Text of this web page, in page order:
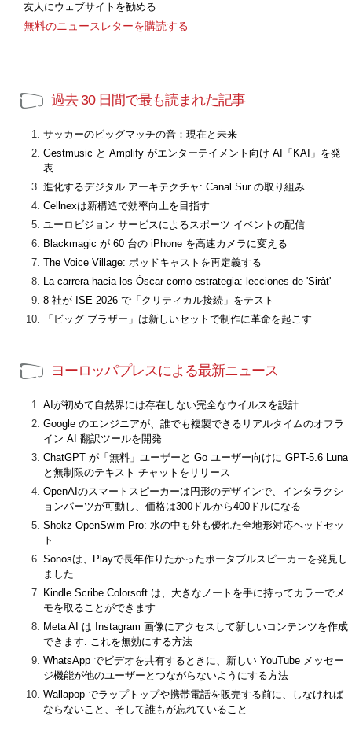
友人にウェブサイトを勧める
無料のニュースレターを購読する
過去 30 日間で最も読まれた記事
サッカーのビッグマッチの音：現在と未来
Gestmusic と Amplify がエンターテイメント向け AI「KAI」を発
表
進化するデジタル アーキテクチャ: Canal Sur の取り組み
Cellnexは新構造で効率向上を目指す
ユーロビジョン サービスによるスポーツ イベントの配信
Blackmagic が 60 台の iPhone を高速カメラに変える
The Voice Village: ポッドキャストを再定義する
La carrera hacia los Óscar como estrategia: lecciones de 'Sirât'
8 社が ISE 2026 で「クリティカル接続」をテスト
「ビッグ ブラザー」は新しいセットで制作に革命を起こす
ヨーロッパプレスによる最新ニュース
AIが初めて自然界には存在しない完全なウイルスを設計
Google のエンジニアが、誰でも複製できるリアルタイムのオフラ
イン AI 翻訳ツールを開発
ChatGPT が「無料」ユーザーと Go ユーザー向けに GPT-5.6 Luna
と無制限のテキスト チャットをリリース
OpenAIのスマートスピーカーは円形のデザインで、インタラクシ
ョンパーツが可動し、価格は300ドルから400ドルになる
Shokz OpenSwim Pro: 水の中も外も優れた全地形対応ヘッドセッ
ト
Sonosは、Playで長年作りたかったポータブルスピーカーを発見し
ました
Kindle Scribe Colorsoft は、大きなノートを手に持ってカラーでメ
モを取ることができます
Meta AI は Instagram 画像にアクセスして新しいコンテンツを作成
できます: これを無効にする方法
WhatsApp でビデオを共有するときに、新しい YouTube メッセー
ジ機能が他のユーザーとつながらないようにする方法
Wallapop でラップトップや携帯電話を販売する前に、しなければ
ならないこと、そして誰もが忘れていること